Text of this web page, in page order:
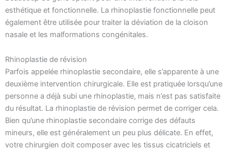
esthétique et fonctionnelle. La rhinoplastie fonctionnelle peut
également être utilisée pour traiter la déviation de la cloison
nasale et les malformations congénitales.
Rhinoplastie de révision
Parfois appelée rhinoplastie secondaire, elle s’apparente à une
deuxième intervention chirurgicale. Elle est pratiquée lorsqu’une
personne a déjà subi une rhinoplastie, mais n’est pas satisfaite
du résultat. La rhinoplastie de révision permet de corriger cela.
Bien qu’une rhinoplastie secondaire corrige des défauts
mineurs, elle est généralement un peu plus délicate. En effet,
votre chirurgien doit composer avec les tissus cicatriciels et